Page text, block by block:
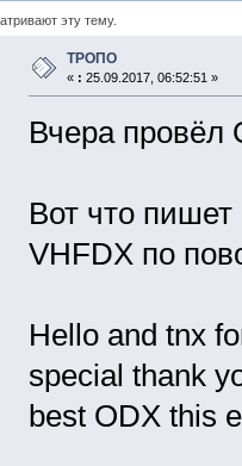
эту тему.
ТРОПО
« : 25.09.2017, 06:52:51 »
Вчера провёл
Вот что
VHFDX по
Hello and tnx
special thank
best ODX this